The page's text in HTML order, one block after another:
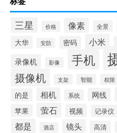
三星 价格 像素 全景
大华 安防 密码 小米
录像机 影像 手机
摄像机 支架 智能 权限
的是 相机 系统 网线
苹果 萤石 视频 记录仪
都是
酒店 镜头 高清